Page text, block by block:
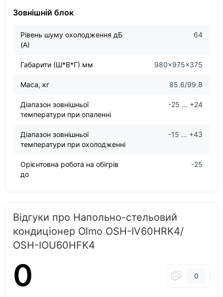
Зовнішній блок
Рівень шуму охолодження дБ
(А)
64
Габарити (Ш*В*Г) мм 980×975×375
Маса, кг 85.6/99.8
Діапазон зовнішньої
температури при опаленні
-25 ... +24
Діапазон зовнішньої
температури при охолодженні
-15 ... +43
Орієнтовна робота на обігрів
до
-25
Відгуки про Напольно-стельовий
кондиціонер Olmo OSH-IV60HRK4/
OSH-IOU60HFK4
0 0